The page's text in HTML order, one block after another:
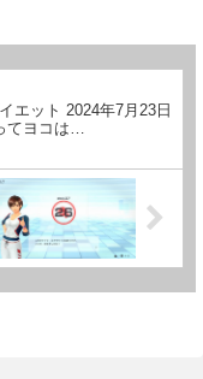
エット 2024年7月23日
てヨコは…